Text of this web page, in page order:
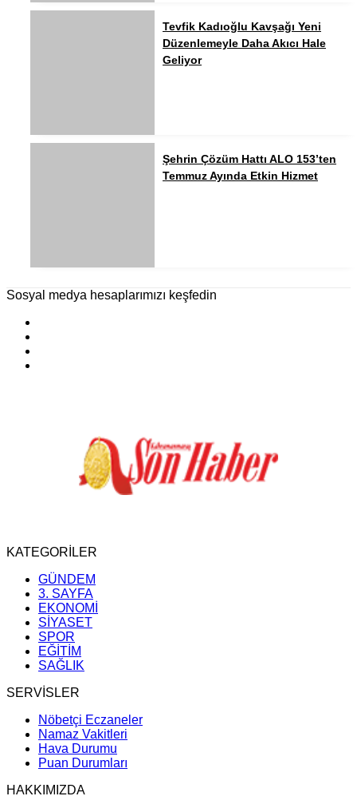
Tevfik Kadıoğlu Kavşağı Yeni
Düzenlemeyle Daha Akıcı Hale
Geliyor
Şehrin Çözüm Hattı ALO 153’ten
Temmuz Ayında Etkin Hizmet
Sosyal medya hesaplarımızı keşfedin
KATEGORİLER
GÜNDEM
3. SAYFA
EKONOMİ
SİYASET
SPOR
EĞİTİM
SAĞLIK
SERVİSLER
Nöbetçi Eczaneler
Namaz Vakitleri
Hava Durumu
Puan Durumları
HAKKIMIZDA